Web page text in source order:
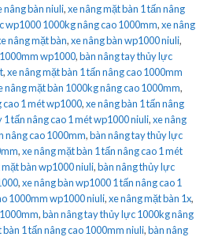
nâng bàn niuli,xe nâng mặt bàn 1 tấn nâng
wp1000 1000kg nâng cao 1000mm,xe nâng
nâng mặt bàn,xe nâng bàn wp1000 niuli,
wp1000,bàn nâng tay thủy lực
,xe nâng mặt bàn 1 tấn nâng cao 1000mm
nâng mặt bàn 1000kg nâng cao 1000mm,
1 mét wp1000,xe nâng bàn 1 tấn nâng
1 tấn nâng cao 1 mét wp1000 niuli,xe nâng
nâng cao 1000mm,bàn nâng tay thủy lực
,xe nâng mặt bàn 1 tấn nâng cao 1 mét
mặt bàn wp1000 niuli,bàn nâng thủy lực
,xe nâng bàn wp1000 1 tấn nâng cao 1
1000mm wp1000 niuli,xe nâng mặt bàn 1x,
,bàn nâng tay thủy lực 1000kg nâng
bàn 1 tấn nâng cao 1000mm niuli,bàn nâng